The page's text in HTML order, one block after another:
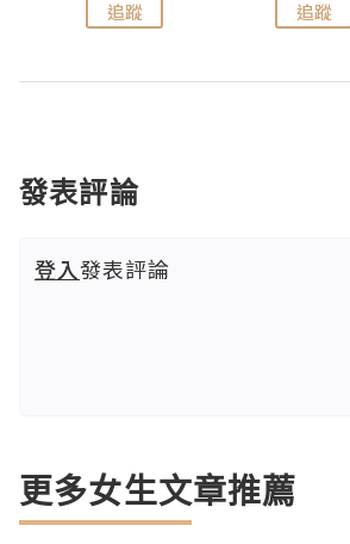
追蹤 追蹤
發表評論
登入發表評論
更多女生文章推薦